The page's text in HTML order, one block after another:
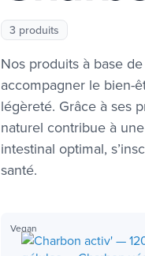
3 produits
Nos produits à base
accompagner le bien-
légèreté. Grâce à ses
naturel contribue à
intestinal optimal,
santé.
Vegan